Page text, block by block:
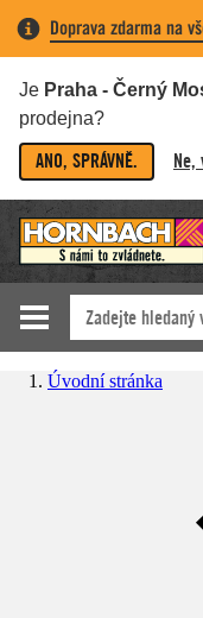
Doprava zdarma na
Je Praha - Černý
prodejna?
ANO, SPRÁVNĚ. Ne,
Úvodní stránka